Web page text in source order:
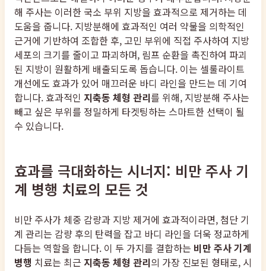
해 주사는 이러한 국소 부위 지방을 효과적으로 제거하는 데
도움을 줍니다. 지방분해에 효과적인 여러 약물을 의학적인
근거에 기반하여 조합한 후, 고민 부위에 직접 주사하여 지방
세포의 크기를 줄이고 파괴하며, 림프 순환을 촉진하여 파괴
된 지방이 원활하게 배출되도록 돕습니다. 이는 셀룰라이트
개선에도 효과가 있어 매끄러운 바디 라인을 만드는 데 기여
합니다. 효과적인 지축동 체형 관리를 위해, 지방분해 주사는
빼고 싶은 부위를 정밀하게 타겟팅하는 스마트한 선택이 될
수 있습니다.
효과를 극대화하는 시너지: 비만 주사 기
계 병행 치료의 모든 것
비만 주사가 체중 감량과 지방 제거에 효과적이라면, 첨단 기
계 관리는 감량 후의 탄력을 잡고 바디 라인을 더욱 정교하게
다듬는 역할을 합니다. 이 두 가지를 결합하는 비만 주사 기계
병행 치료는 최근 지축동 체형 관리의 가장 진보된 형태로, 시